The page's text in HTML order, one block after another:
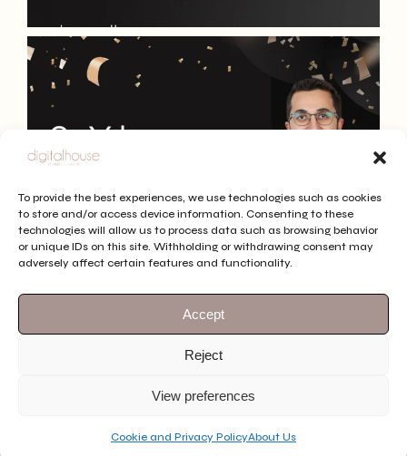
To provide the best experiences, we use technologies such as cookies
to store and/or access device information. Consenting to these
technologies will allow us to process data such as browsing behavior
or unique IDs on this site. Withholding or withdrawing consent may
adversely affect certain features and functionality.
Accept
Reject
View preferences
Cookie and Privacy PolicyAbout Us